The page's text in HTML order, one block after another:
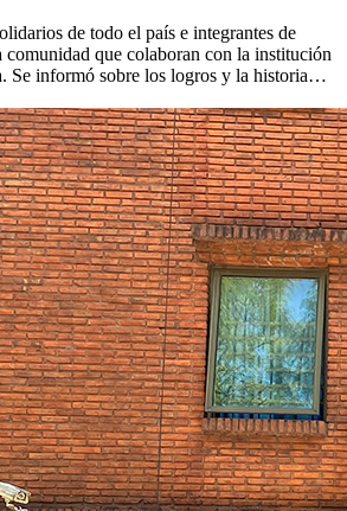
de todo el país e integrantes de
comunidad que colaboran con la institución
Se informó sobre los logros y la historia…